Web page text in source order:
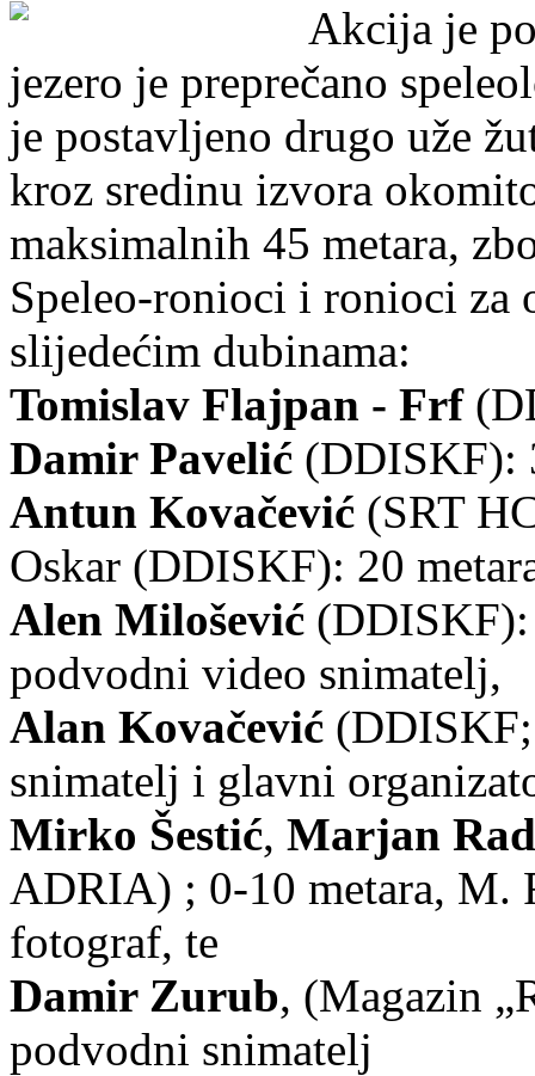
Akcija je
jezero je preprečano
je postavljeno drugo uže
kroz sredinu izvora
maksimalnih 45 metara,
Speleo-ronioci i ronioci za
slijedećim dubinama:
Tomislav Flajpan - Frf
Damir Pavelić (DDISKF):
Antun Kovačević (SRT
Oskar (DDISKF): 20
Alen Milošević (DDISKF):
podvodni video snimatelj,
Alan Kovačević (DDISKF;
snimatelj i glavni
Mirko Šestić, Marjan
ADRIA) ; 0-10 metara, M.
fotograf, te
Damir Zurub, (Magazin
podvodni snimatelj